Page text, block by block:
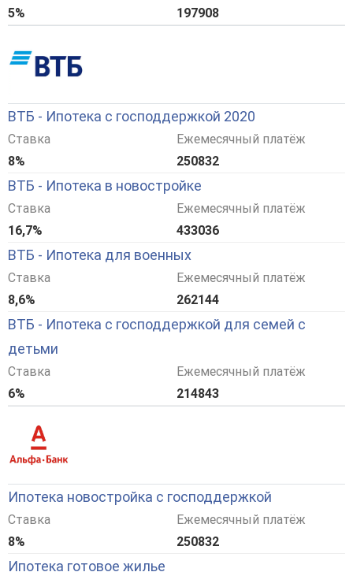
5%
197908
ВТБ - Ипотека с господдержкой 2020
Ставка
8%
Ежемесячный платёж
250832
ВТБ - Ипотека в новостройке
Ставка
16,7%
Ежемесячный платёж
433036
ВТБ - Ипотека для военных
Ставка
8,6%
Ежемесячный платёж
262144
ВТБ - Ипотека с господдержкой для семей с
детьми
Ставка
6%
Ежемесячный платёж
214843
Ипотека новостройка с господдержкой
Ставка
8%
Ежемесячный платёж
250832
Ипотека готовое жилье